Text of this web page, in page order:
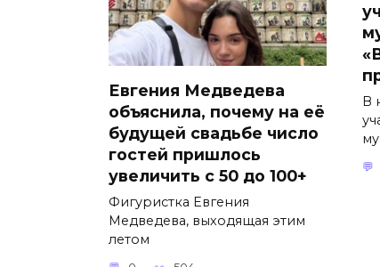
Евгения Медведева
объяснила, почему на её
будущей свадьбе число
гостей пришлось
увеличить с 50 до 100+
Фигуристка Евгения
Медведева, выходящая этим
летом
В